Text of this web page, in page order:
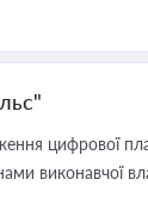
цифрової
виконавчої